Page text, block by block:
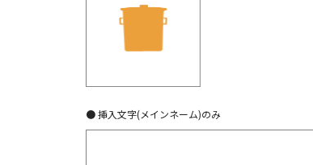
● 挿入文字(メインネーム)のみ